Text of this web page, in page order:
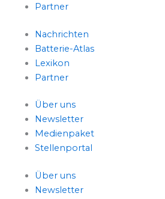
Partner
Nachrichten
Batterie-Atlas
Lexikon
Partner
Über uns
Newsletter
Medienpaket
Stellenportal
Über uns
Newsletter